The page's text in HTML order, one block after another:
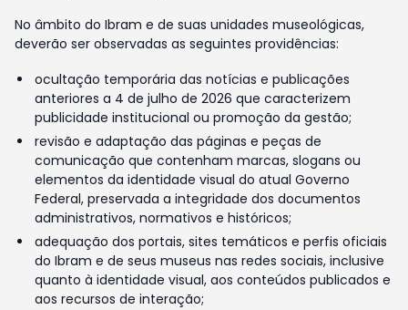
No âmbito do Ibram e de suas unidades museológicas,
deverão ser observadas as seguintes providências:
ocultação temporária das notícias e publicações
anteriores a 4 de julho de 2026 que caracterizem
publicidade institucional ou promoção da gestão;
revisão e adaptação das páginas e peças de
comunicação que contenham marcas, slogans ou
elementos da identidade visual do atual Governo
Federal, preservada a integridade dos documentos
administrativos, normativos e históricos;
adequação dos portais, sites temáticos e perfis oficiais
do Ibram e de seus museus nas redes sociais, inclusive
quanto à identidade visual, aos conteúdos publicados e
aos recursos de interação;